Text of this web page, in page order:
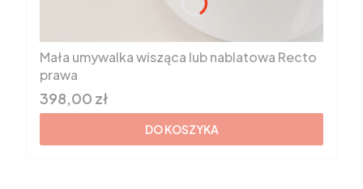
Mała umywalka wisząca lub nablatowa Recto
prawa
Cena brutto
398,00 zł
DO KOSZYKA